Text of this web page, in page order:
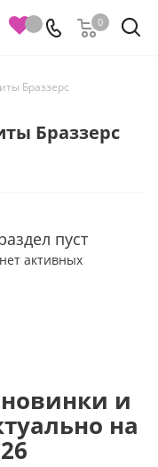
0
Браззерс
Браззерс
пуст
активных
и
на